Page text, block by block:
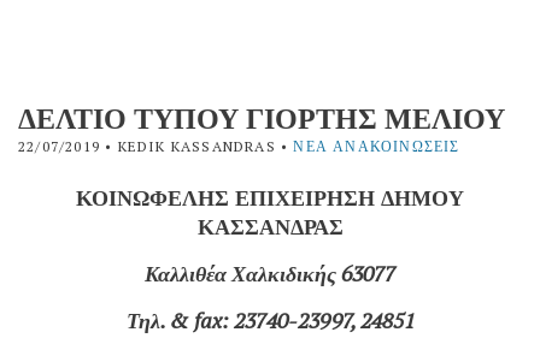
ΔΕΛΤΙΟ ΤΥΠΟΥ ΓΙΟΡΤΗΣ ΜΕΛΙΟΥ
22/07/2019 • KEDIK KASSANDRAS •ΝΈΑ ΑΝΑΚΟΙΝΏΣΕΙΣ
ΚΟΙΝΩΦΕΛΗΣ ΕΠΙΧΕΙΡΗΣΗ ΔΗΜΟΥ
ΚΑΣΣΑΝΔΡΑΣ
Καλλιθέα Χαλκιδικής 63077
Τηλ. & fax: 23740-23997, 24851